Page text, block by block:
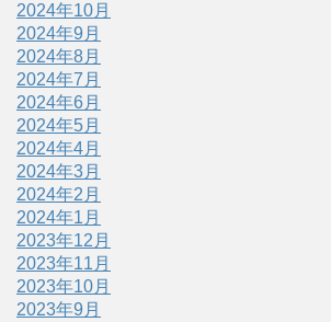
2024年10月
2024年9月
2024年8月
2024年7月
2024年6月
2024年5月
2024年4月
2024年3月
2024年2月
2024年1月
2023年12月
2023年11月
2023年10月
2023年9月